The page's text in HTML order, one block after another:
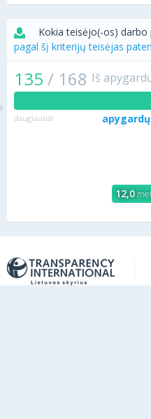
Kokia teisėjo(-os) darbo
pagal šį kriterijų teisėjas
135 / 168 Iš
daugiausiai
12,0